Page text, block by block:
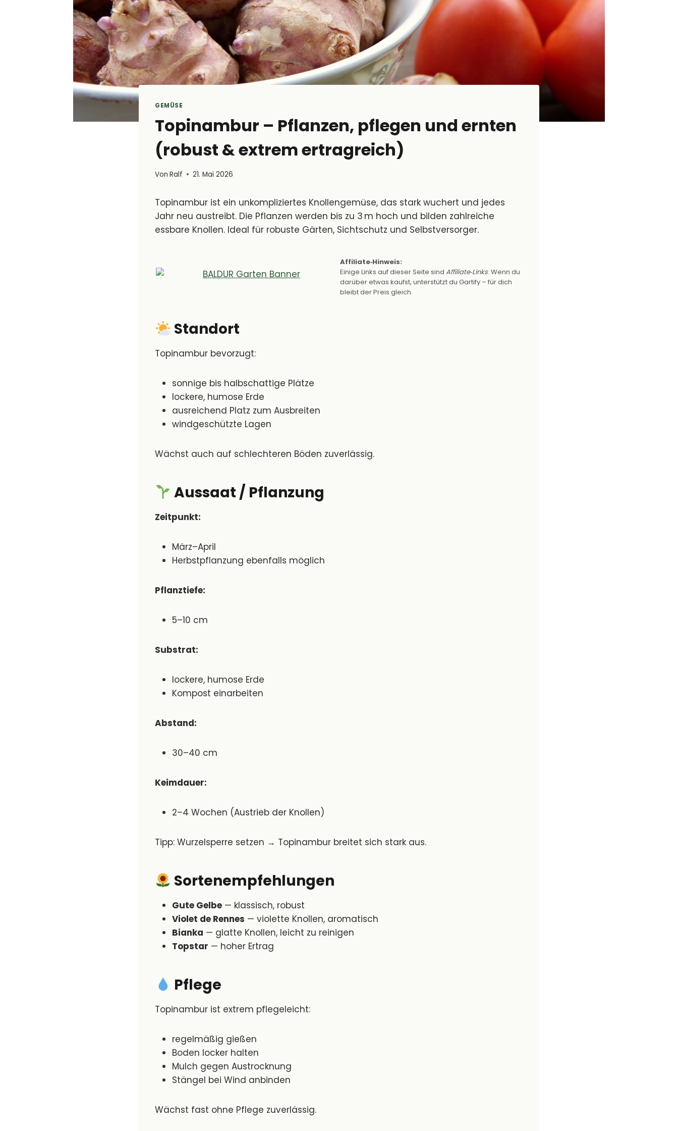
GEMÜSE
Topinambur – Pflanzen, pflegen und ernten
(robust & extrem ertragreich)
Von Ralf 21. Mai 2026
Topinambur ist ein unkompliziertes Knollengemüse, das stark wuchert und jedes
Jahr neu austreibt. Die Pflanzen werden bis zu 3 m hoch und bilden zahlreiche
essbare Knollen. Ideal für robuste Gärten, Sichtschutz und Selbstversorger.
Affiliate‑Hinweis:
Einige Links auf dieser Seite sind Affiliate‑Links. Wenn du
darüber etwas kaufst, unterstützt du Gartify – für dich
bleibt der Preis gleich.
Standort
Topinambur bevorzugt:
sonnige bis halbschattige Plätze
lockere, humose Erde
ausreichend Platz zum Ausbreiten
windgeschützte Lagen
Wächst auch auf schlechteren Böden zuverlässig.
Aussaat / Pflanzung
Zeitpunkt:
März–April
Herbstpflanzung ebenfalls möglich
Pflanztiefe:
5–10 cm
Substrat:
lockere, humose Erde
Kompost einarbeiten
Abstand:
30–40 cm
Keimdauer:
2–4 Wochen (Austrieb der Knollen)
Tipp: Wurzelsperre setzen → Topinambur breitet sich stark aus.
Sortenempfehlungen
Gute Gelbe — klassisch, robust
Violet de Rennes — violette Knollen, aromatisch
Bianka — glatte Knollen, leicht zu reinigen
Topstar — hoher Ertrag
Pflege
Topinambur ist extrem pflegeleicht:
regelmäßig gießen
Boden locker halten
Mulch gegen Austrocknung
Stängel bei Wind anbinden
Wächst fast ohne Pflege zuverlässig.